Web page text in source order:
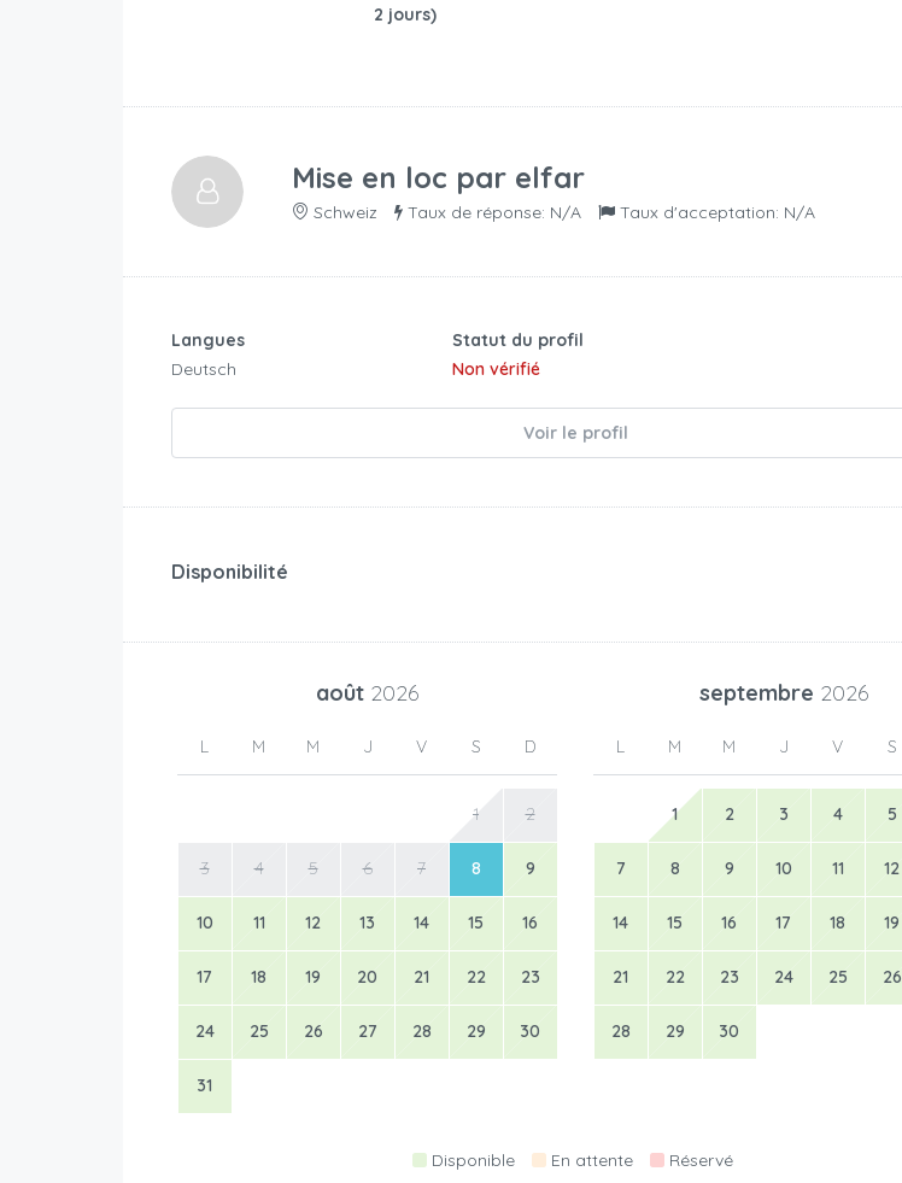
2 jours)
Mise en loc par elfar
Schweiz Taux de réponse: N/A Taux d'acceptation: N/A
Langues
Deutsch
Statut du profil
Non vérifié
Voir le profil
Disponibilité
août 2026
L M M J V S D
1 2
3 4 5 6 7 8 9
10 11 12 13 14 15 16
17 18 19 20 21 22 23
24 25 26 27 28 29 30
31
septembre 2026
L M M J V S
1 2 3 4 5
7 8 9 10 11 12
14 15 16 17 18 19
21 22 23 24 25 26
28 29 30
Disponible En attente Réservé